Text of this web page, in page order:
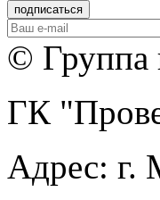
© Группа
ГК
Адрес: г.